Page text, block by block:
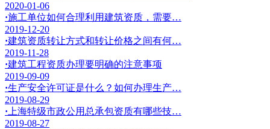
2020-01-06
·施工单位如何合理利用建筑资质，需要…
2019-12-20
·建筑资质转让方式和转让价格之间有何…
2019-11-28
·建筑工程资质办理要明确的注意事项
2019-09-09
·生产安全许可证是什么？如何办理生产…
2019-08-29
· 上海特级市政公用总承包资质有哪些技…
2019-08-27